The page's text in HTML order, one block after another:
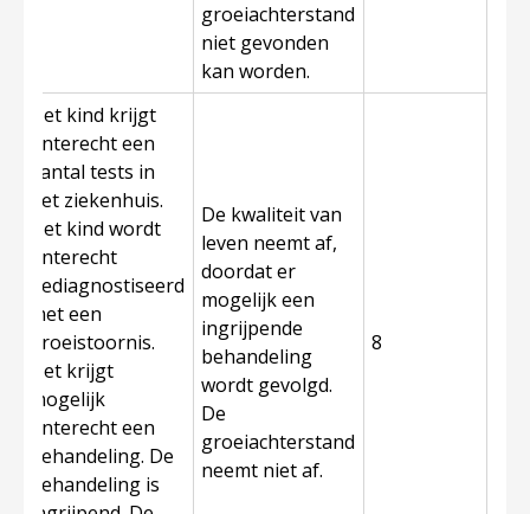
groeiachterstand
niet gevonden
kan worden.
Het kind krijgt
onterecht een
aantal tests in
het ziekenhuis.
Het kind wordt
onterecht
gediagnostiseerd
met een
groeistoornis.
Het krijgt
mogelijk
onterecht een
behandeling. De
behandeling is
De kwaliteit van
leven neemt af,
doordat er
mogelijk een
ingrijpende
behandeling
wordt gevolgd.
De
groeiachterstand
neemt niet af.
8